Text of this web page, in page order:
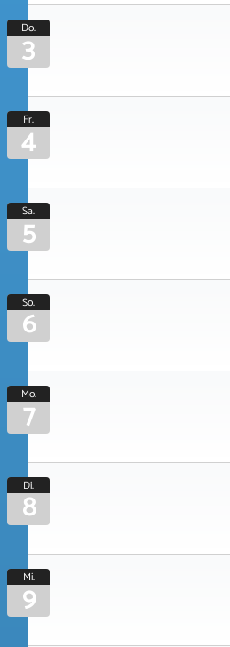
Do.
3
Fr.
4
Sa.
5
So.
6
Mo.
7
Di.
8
Mi.
9